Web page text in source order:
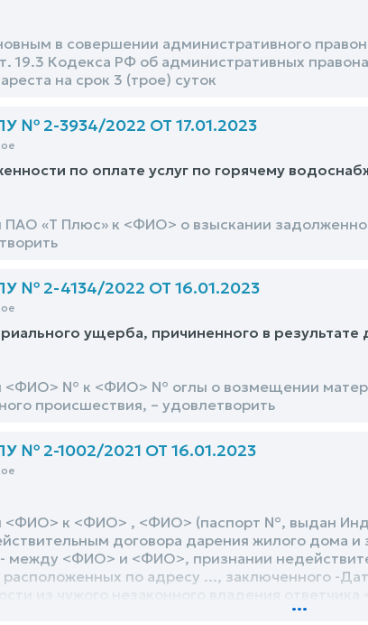
в совершении административного
19.3 Кодекса РФ об административных
на срок 3 (трое) суток
2-3934/2022 ОТ 17.01.2023
по оплате услуг по горячему
ПАО «Т Плюс» к <ФИО> о взыскании
2-4134/2022 ОТ 16.01.2023
ущерба, причиненного в
<ФИО> № к <ФИО> № оглы о возмещении
происшествия, – удовлетворить
2-1002/2021 ОТ 16.01.2023
<ФИО> к <ФИО> , <ФИО> (паспорт №, выдан
договора дарения жилого дома и
между <ФИО> и <ФИО>, признании
расположенных по адресу ..., заключенного -
из чужого незаконного владения
<ФИО>, умершей -Дата-, – оставить без
...